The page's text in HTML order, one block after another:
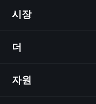
차트
뉴스
학습 허브
시장
개요
외환
더
제휴사가 되다
자원